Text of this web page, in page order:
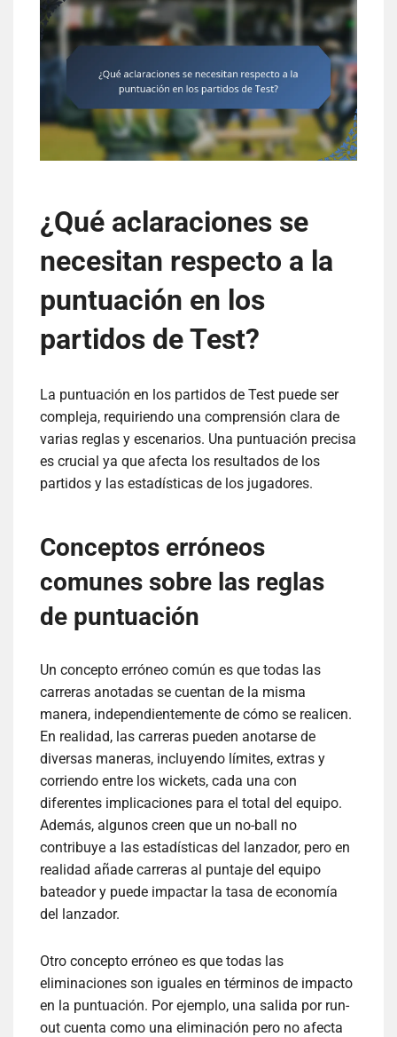
¿Qué aclaraciones se
necesitan respecto a la
puntuación en los
partidos de Test?
La puntuación en los partidos de Test puede ser
compleja, requiriendo una comprensión clara de
varias reglas y escenarios. Una puntuación precisa
es crucial ya que afecta los resultados de los
partidos y las estadísticas de los jugadores.
Conceptos erróneos
comunes sobre las reglas
de puntuación
Un concepto erróneo común es que todas las
carreras anotadas se cuentan de la misma
manera, independientemente de cómo se realicen.
En realidad, las carreras pueden anotarse de
diversas maneras, incluyendo límites, extras y
corriendo entre los wickets, cada una con
diferentes implicaciones para el total del equipo.
Además, algunos creen que un no-ball no
contribuye a las estadísticas del lanzador, pero en
realidad añade carreras al puntaje del equipo
bateador y puede impactar la tasa de economía
del lanzador.
Otro concepto erróneo es que todas las
eliminaciones son iguales en términos de impacto
en la puntuación. Por ejemplo, una salida por run-
out cuenta como una eliminación pero no afecta